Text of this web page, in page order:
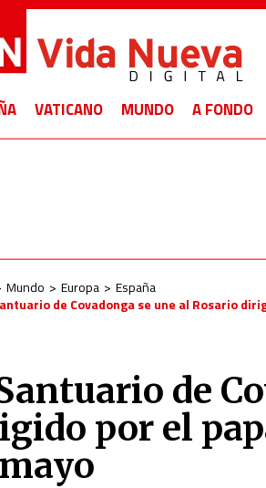
VATICANO MUNDO A FONDO
Mundo Europa
España
de Covadonga se une al Rosario
de
por el